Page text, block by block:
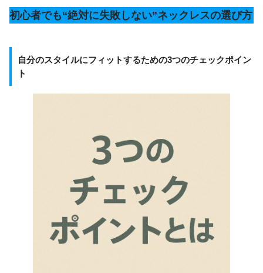
初心者でも“絶対に失敗しない”ネックレスの選び方
自分のスタイルにフィットするための3つのチェックポイン
ト